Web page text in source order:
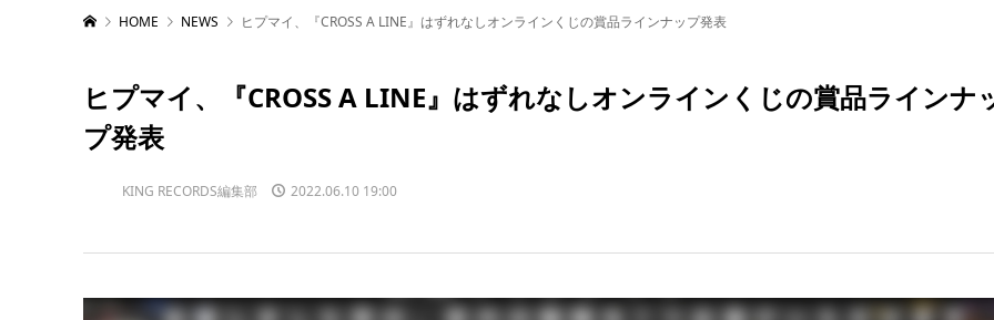
HOME NEWS ヒプマイ、『CROSS A LINE』はずれなしオンラインくじの賞品ラインナップ発表
ヒプマイ、『CROSS A LINE』はずれなしオンラインくじの賞品ラインナ
プ発表
KING RECORDS編集部 2022.06.10 19:00